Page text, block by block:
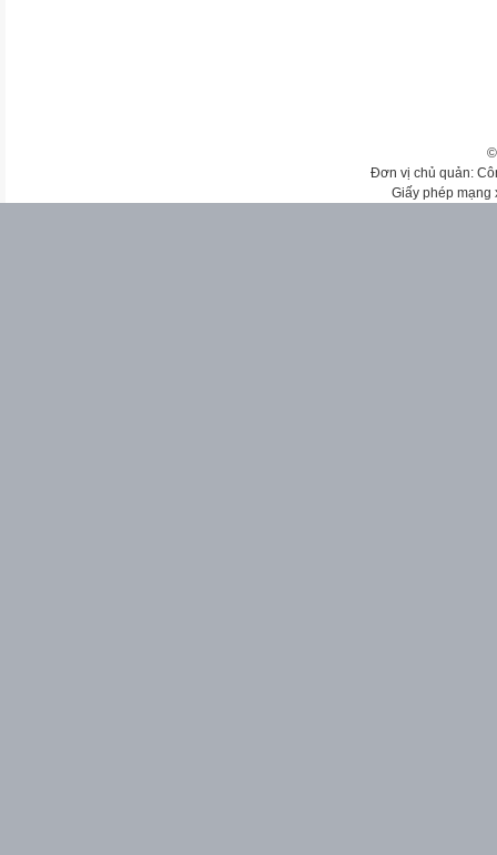
Đơn vị chủ quản:
Giấy phép mạng